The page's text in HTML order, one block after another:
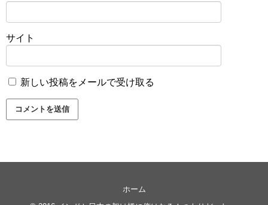
サイト
新しい投稿をメールで受け取る
ホーム